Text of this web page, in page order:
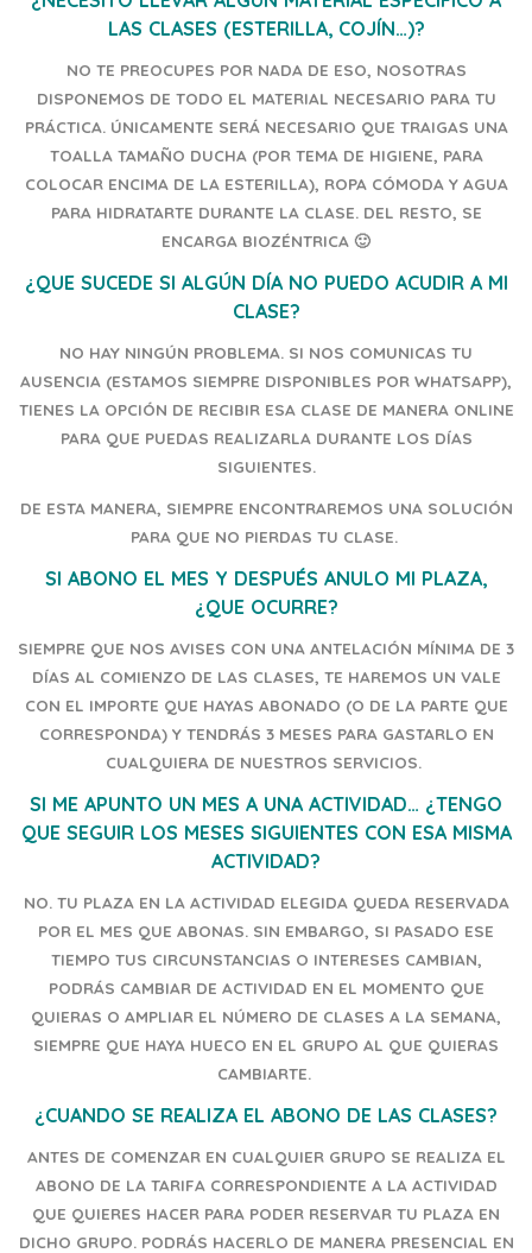
LAS CLASES (ESTERILLA, COJÍN…)?
NO TE PREOCUPES POR NADA DE ESO, NOSOTRAS
DISPONEMOS DE TODO EL MATERIAL NECESARIO PARA TU
PRÁCTICA. ÚNICAMENTE SERÁ NECESARIO QUE TRAIGAS UNA
TOALLA TAMAÑO DUCHA (POR TEMA DE HIGIENE, PARA
COLOCAR ENCIMA DE LA ESTERILLA), ROPA CÓMODA Y AGUA
PARA HIDRATARTE DURANTE LA CLASE. DEL RESTO, SE
ENCARGA BIOZÉNTRICA 🙂
¿QUE SUCEDE SI ALGÚN DÍA NO PUEDO ACUDIR A MI
CLASE?
NO HAY NINGÚN PROBLEMA. SI NOS COMUNICAS TU
AUSENCIA (ESTAMOS SIEMPRE DISPONIBLES POR WHATSAPP),
TIENES LA OPCIÓN DE RECIBIR ESA CLASE DE MANERA ONLINE
PARA QUE PUEDAS REALIZARLA DURANTE LOS DÍAS
SIGUIENTES.
DE ESTA MANERA, SIEMPRE ENCONTRAREMOS UNA SOLUCIÓN
PARA QUE NO PIERDAS TU CLASE.
SI ABONO EL MES Y DESPUÉS ANULO MI PLAZA,
¿QUE OCURRE?
SIEMPRE QUE NOS AVISES CON UNA ANTELACIÓN MÍNIMA DE 3
DÍAS AL COMIENZO DE LAS CLASES, TE HAREMOS UN VALE
CON EL IMPORTE QUE HAYAS ABONADO (O DE LA PARTE QUE
CORRESPONDA) Y TENDRÁS 3 MESES PARA GASTARLO EN
CUALQUIERA DE NUESTROS SERVICIOS.
SI ME APUNTO UN MES A UNA ACTIVIDAD… ¿TENGO
QUE SEGUIR LOS MESES SIGUIENTES CON ESA MISMA
ACTIVIDAD?
NO. TU PLAZA EN LA ACTIVIDAD ELEGIDA QUEDA RESERVADA
POR EL MES QUE ABONAS. SIN EMBARGO, SI PASADO ESE
TIEMPO TUS CIRCUNSTANCIAS O INTERESES CAMBIAN,
PODRÁS CAMBIAR DE ACTIVIDAD EN EL MOMENTO QUE
QUIERAS O AMPLIAR EL NÚMERO DE CLASES A LA SEMANA,
SIEMPRE QUE HAYA HUECO EN EL GRUPO AL QUE QUIERAS
CAMBIARTE.
¿CUANDO SE REALIZA EL ABONO DE LAS CLASES?
ANTES DE COMENZAR EN CUALQUIER GRUPO SE REALIZA EL
ABONO DE LA TARIFA CORRESPONDIENTE A LA ACTIVIDAD
QUE QUIERES HACER PARA PODER RESERVAR TU PLAZA EN
DICHO GRUPO. PODRÁS HACERLO DE MANERA PRESENCIAL EN